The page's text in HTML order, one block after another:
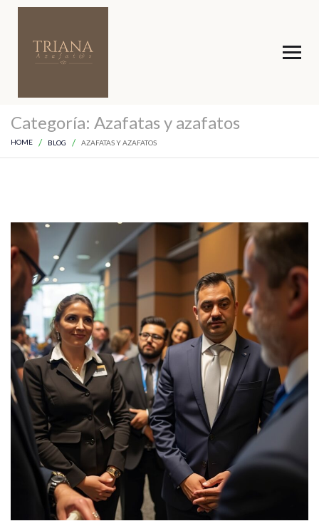
Categoría: Azafatas y azafatos
HOME BLOG AZAFATAS Y AZAFATOS